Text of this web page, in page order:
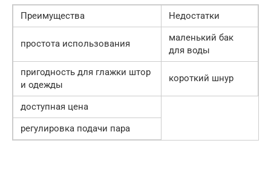
Преимущества Недостатки
простота использования
маленький бак
для воды
пригодность для глажки штор
и одежды
короткий шнур
доступная цена
регулировка подачи пара